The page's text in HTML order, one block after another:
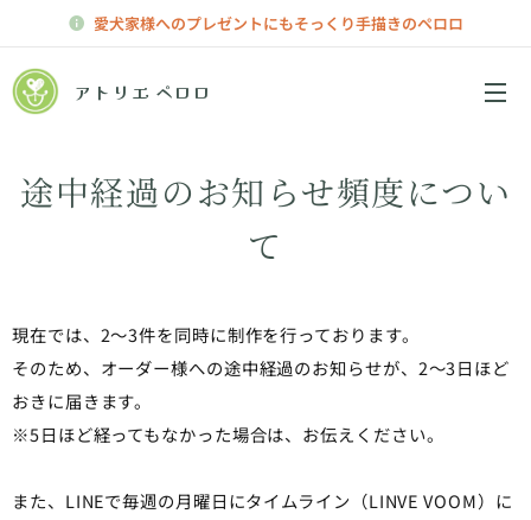
愛犬家様へのプレゼントにもそっくり手描きのペロロ
アトリエ ペロロ
途中経過のお知らせ頻度につい
て
現在では、2～3件を同時に制作を行っております。
そのため、オーダー様への途中経過のお知らせが、2～3日ほど
おきに届きます。
※5日ほど経ってもなかった場合は、お伝えください。
また、LINEで毎週の月曜日にタイムライン（LINVE VOOM）に